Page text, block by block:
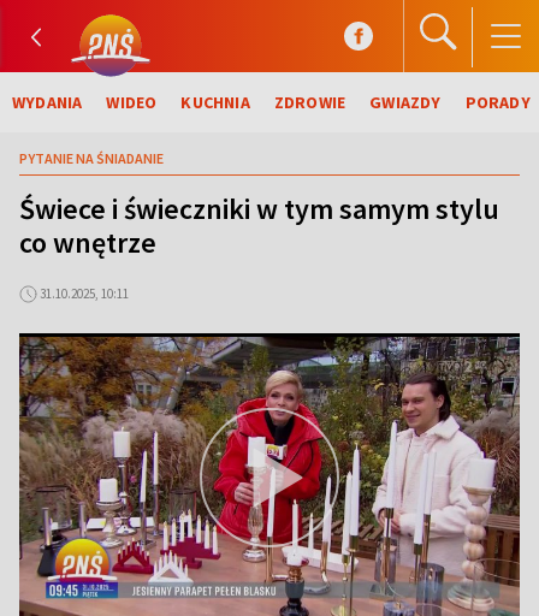
WYDANIA WIDEO KUCHNIA ZDROWIE GWIAZDY PORADY
PYTANIE NA ŚNIADANIE
Świece i świeczniki w tym samym stylu
co wnętrze
31.10.2025, 10:11